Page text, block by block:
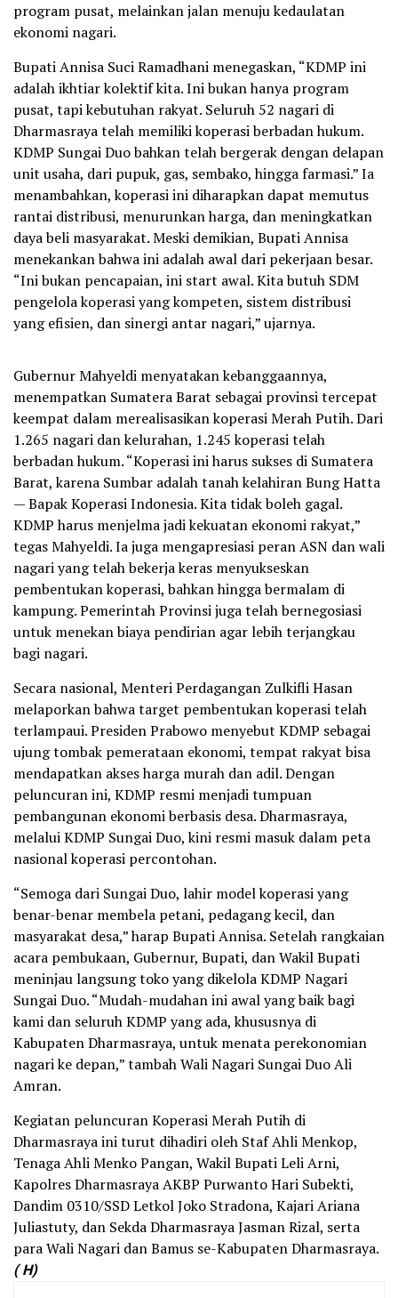
program pusat, melainkan jalan menuju kedaulatan
ekonomi nagari.
Bupati Annisa Suci Ramadhani menegaskan, “KDMP ini
adalah ikhtiar kolektif kita. Ini bukan hanya program
pusat, tapi kebutuhan rakyat. Seluruh 52 nagari di
Dharmasraya telah memiliki koperasi berbadan hukum.
KDMP Sungai Duo bahkan telah bergerak dengan delapan
unit usaha, dari pupuk, gas, sembako, hingga farmasi.” Ia
menambahkan, koperasi ini diharapkan dapat memutus
rantai distribusi, menurunkan harga, dan meningkatkan
daya beli masyarakat. Meski demikian, Bupati Annisa
menekankan bahwa ini adalah awal dari pekerjaan besar.
“Ini bukan pencapaian, ini start awal. Kita butuh SDM
pengelola koperasi yang kompeten, sistem distribusi
yang efisien, dan sinergi antar nagari,” ujarnya.
Gubernur Mahyeldi menyatakan kebanggaannya,
menempatkan Sumatera Barat sebagai provinsi tercepat
keempat dalam merealisasikan koperasi Merah Putih. Dari
1.265 nagari dan kelurahan, 1.245 koperasi telah
berbadan hukum. “Koperasi ini harus sukses di Sumatera
Barat, karena Sumbar adalah tanah kelahiran Bung Hatta
— Bapak Koperasi Indonesia. Kita tidak boleh gagal.
KDMP harus menjelma jadi kekuatan ekonomi rakyat,”
tegas Mahyeldi. Ia juga mengapresiasi peran ASN dan wali
nagari yang telah bekerja keras menyukseskan
pembentukan koperasi, bahkan hingga bermalam di
kampung. Pemerintah Provinsi juga telah bernegosiasi
untuk menekan biaya pendirian agar lebih terjangkau
bagi nagari.
Secara nasional, Menteri Perdagangan Zulkifli Hasan
melaporkan bahwa target pembentukan koperasi telah
terlampaui. Presiden Prabowo menyebut KDMP sebagai
ujung tombak pemerataan ekonomi, tempat rakyat bisa
mendapatkan akses harga murah dan adil. Dengan
peluncuran ini, KDMP resmi menjadi tumpuan
pembangunan ekonomi berbasis desa. Dharmasraya,
melalui KDMP Sungai Duo, kini resmi masuk dalam peta
nasional koperasi percontohan.
“Semoga dari Sungai Duo, lahir model koperasi yang
benar-benar membela petani, pedagang kecil, dan
masyarakat desa,” harap Bupati Annisa. Setelah rangkaian
acara pembukaan, Gubernur, Bupati, dan Wakil Bupati
meninjau langsung toko yang dikelola KDMP Nagari
Sungai Duo. “Mudah-mudahan ini awal yang baik bagi
kami dan seluruh KDMP yang ada, khususnya di
Kabupaten Dharmasraya, untuk menata perekonomian
nagari ke depan,” tambah Wali Nagari Sungai Duo Ali
Amran.
Kegiatan peluncuran Koperasi Merah Putih di
Dharmasraya ini turut dihadiri oleh Staf Ahli Menkop,
Tenaga Ahli Menko Pangan, Wakil Bupati Leli Arni,
Kapolres Dharmasraya AKBP Purwanto Hari Subekti,
Dandim 0310/SSD Letkol Joko Stradona, Kajari Ariana
Juliastuty, dan Sekda Dharmasraya Jasman Rizal, serta
para Wali Nagari dan Bamus se-Kabupaten Dharmasraya.
( H)